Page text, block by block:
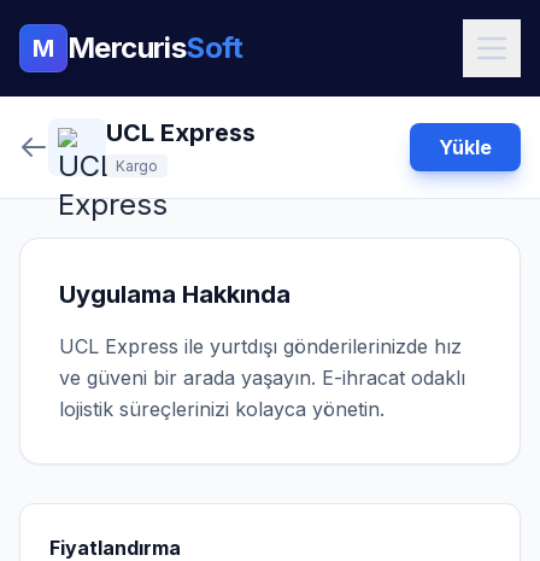
M MercurisSoft
UCL Express
Kargo
Yükle
Uygulama Hakkında
UCL Express ile yurtdışı gönderilerinizde hız
ve güveni bir arada yaşayın. E-ihracat odaklı
lojistik süreçlerinizi kolayca yönetin.
Fiyatlandırma